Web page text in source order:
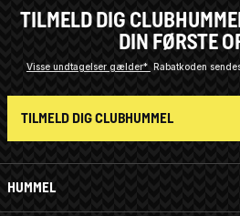
HUMMEL
TILMELD DIG
DIN FØRSTE
Visse undtagelser gælder* Rabatkoden
TILMELD DIG CLUBHUMMEL